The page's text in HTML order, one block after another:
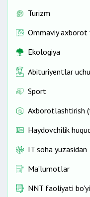
Turizm
Ommaviy
Ekologiya
Abituriyentlar
Sport
Axborotlashtirish
Haydovchilik
IT soha yuzasidan
Ma’lumotlar
NNT faoliyati